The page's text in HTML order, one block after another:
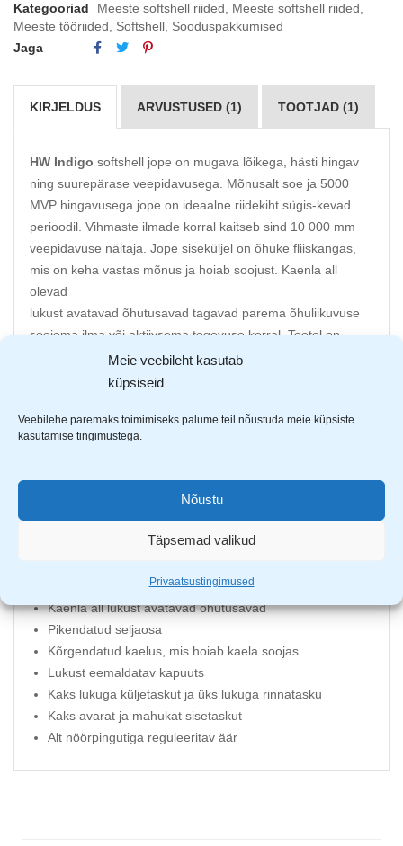
Meie veebileht kasutab
küpsiseid
Veebilehe paremaks toimimiseks palume teil nõustuda meie küpsiste
kasutamise tingimustega.
Nõustu
Täpsemad valikud
Privaatsustingimused
Kategooriad
Meeste softshell riided Meeste softshell riided
Meeste tööriided
Softshell Sooduspakkumised
Jaga
KIRJELDUS ARVUSTUSED (1) TOOTJAD (1)
HW Indigo softshell jope on mugava lõikega, hästi hingav
ning suurepärase veepidavusega. Mõnusalt soe ja 5000
MVP hingavusega jope on ideaalne riidekiht sügis-kevad
perioodil. Vihmaste ilmade korral kaitseb sind 10 000 mm
veepidavuse näitaja. Jope siseküljel on õhuke fliiskangas,
mis on keha vastas mõnus ja hoiab soojust. Kaenla all
olevad
lukust avatavad õhutusavad tagavad parema õhuliikuvuse
soojema ilma või aktiivsema tegevuse korral. Tootel on
lukust eemaldatav kapuuts, kaks lukuga küljetaskut ning üks
lukuga rinnatasku. Lisaks kaks mahukat ja avarat sisetaskut.
SOFTSHELL® materjal muudab toote ilmastikukindlaks.
Softshell materjal on praktiline ja mitmekihilise struktuuriga.
välispind on vastupidav ja ilmastikukindel ning nende vahele
jääb membraankiht, mis annab tootele hea hingavuse.
Materjal: 94% polüester ja 6% spandeks, 300g/m2
Veekindlus 10 000 mm ja hingavus 5000g/m2/24h
Kaenla all lukust avatavad õhutusavad
Pikendatud seljaosa
Kõrgendatud kaelus, mis hoiab kaela soojas
Lukust eemaldatav kapuuts
Kaks lukuga küljetaskut ja üks lukuga rinnatasku
Kaks avarat ja mahukat sisetaskut
Alt nöörpingutiga reguleeritav äär